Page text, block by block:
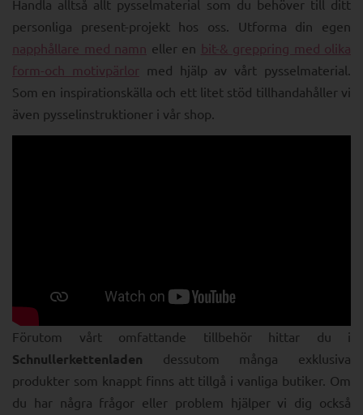
Handla alltså allt pysselmaterial som du behöver till ditt
personliga present-projekt hos oss. Utforma din egen
napphållare med namn eller en bit-& greppring med olika
form-och motivpärlor med hjälp av vårt pysselmaterial.
Som en inspirationskälla och ett litet stöd tillhandahåller vi
även pysselinstruktioner i vår shop.
Förutom vårt omfattande tillbehör hittar du i
Schnullerkettenladen dessutom många exklusiva
produkter som knappt finns att tillgå i vanliga butiker. Om
du har några frågor eller problem hjälper vi dig också